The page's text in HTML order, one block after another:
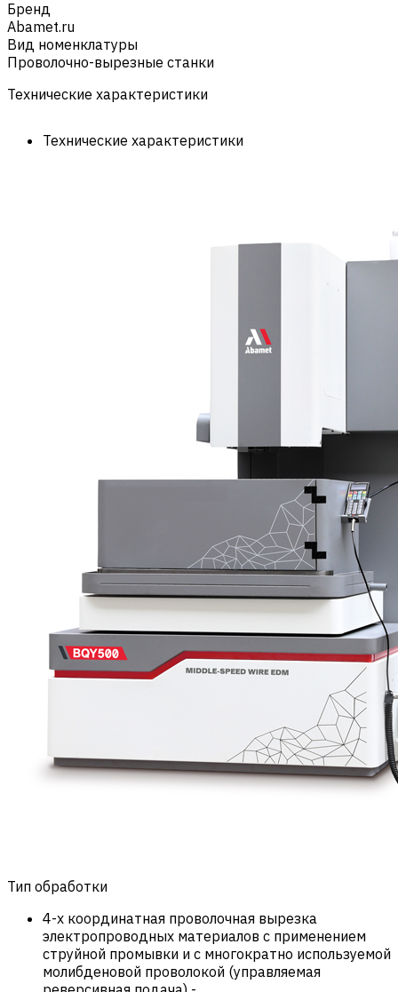
Бренд
Abamet.ru
Вид номенклатуры
Проволочно-вырезные станки
Технические характеристики
Технические характеристики
Тип обработки
4-х координатная проволочная вырезка
электропроводных материалов с применением
струйной промывки и с многократно используемой
молибденовой проволокой (управляемая